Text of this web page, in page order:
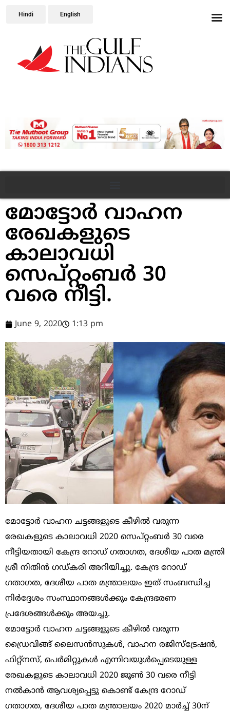
Hindi English
മോട്ടോര്‍ വാഹന
രേഖകളുടെ
കാലാവധി
സെപ്റ്റംബര്‍ 30
വരെ നീട്ടി.
June 9, 2020 1:13 pm
മോട്ടോര്‍ വാഹന ചട്ടങ്ങളുടെ കീഴില്‍ വരുന്ന
രേഖകളുടെ കാലാവധി 2020 സെപ്റ്റംബര്‍ 30 വരെ
നീട്ടിയതായി കേന്ദ്ര റോഡ് ഗതാഗത, ദേശീയ പാത മന്ത്രി
ശ്രീ നിതിന്‍ ഗഡ്കരി അറിയിച്ചു. കേന്ദ്ര റോഡ്
ഗതാഗത, ദേശീയ പാത മന്ത്രാലയം ഇത് സംബന്ധിച്ച
നിര്‍ദ്ദേശം സംസ്ഥാനങ്ങള്‍ക്കും കേന്ദ്രഭരണ
പ്രദേശങ്ങള്‍ക്കും അയച്ചു.
മോട്ടോര്‍ വാഹന ചട്ടങ്ങളുടെ കീഴില്‍ വരുന്ന
ഡ്രൈവിങ്ങ് ലൈസന്‍സുകള്‍, വാഹന രജിസ്ട്രേഷന്‍,
ഫിറ്റ്‌നസ്, പെര്‍മിറ്റുകള്‍ എന്നിവയുള്‍പ്പെടെയുള്ള
രേഖകളുടെ കാലാവധി 2020 ജൂണ്‍ 30 വരെ നീട്ടി
നല്‍കാന്‍ ആവശ്യപ്പെട്ടു കൊണ്ട് കേന്ദ്ര റോഡ്
ഗതാഗത, ദേശീയ പാത മന്ത്രാലയം 2020 മാര്‍ച്ച് 30ന്